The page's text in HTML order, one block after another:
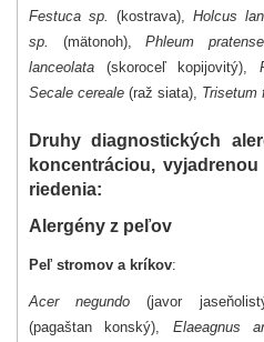
Festuca sp. (kostrava), Holcus
sp.
(mätonoh), Phleum pratense
lanceolata
(skoroceľ kopijovitý),
Secale cereale (raž siata), Trisetum
Druhy diagnostických
koncentráciou,
riedenia:
Alergény z peľov
Peľ stromov a kríkov:
Acer negundo (javor
(pagaštan konský),
Elaeagnus